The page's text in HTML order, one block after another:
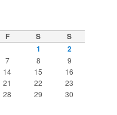
F S
S
1
2
7 8
9
14 15
16
21 22
23
28 29
30